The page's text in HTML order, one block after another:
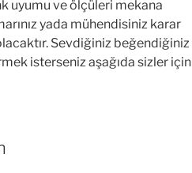
uyumu ve ölçüleri mekana
yada mühendisiniz karar
Sevdiğiniz beğendiğiniz
isterseniz aşağıda sizler için